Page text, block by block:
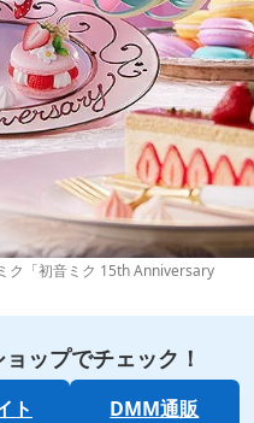
ク「初音ミク 15th Anniversary
ップでチェック！
ト DMM通販